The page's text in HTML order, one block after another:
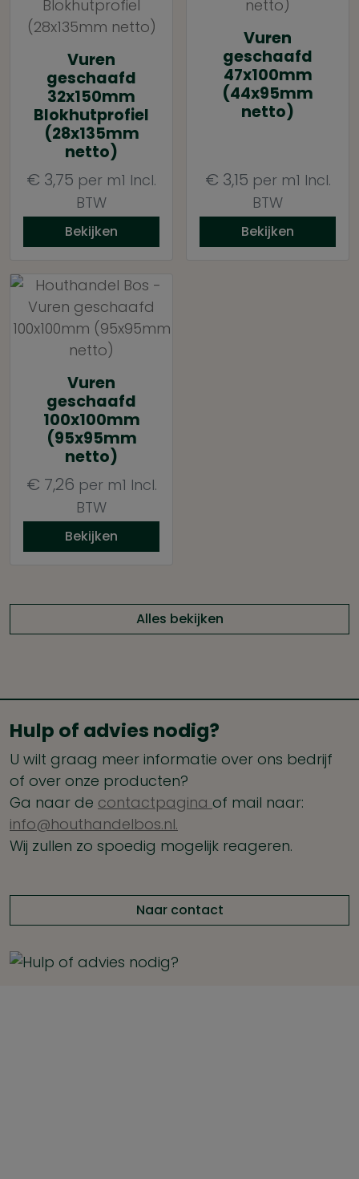
Vuren
geschaafd
32x150mm
Blokhutprofiel
(28x135mm
netto)
€ 3,75 per m1 Incl.
BTW
Bekijken
Vuren
geschaafd
47x100mm
(44x95mm
netto)
€ 3,15 per m1 Incl.
BTW
Bekijken
Vuren
geschaafd
100x100mm
(95x95mm
netto)
€ 7,26 per m1 Incl.
BTW
Bekijken
Alles bekijken
Hulp of advies nodig?
U wilt graag meer informatie over ons bedrijf
of over onze producten?
Ga naar de contactpagina of mail naar:
info@houthandelbos.nl.
Wij zullen zo spoedig mogelijk reageren.
Naar contact